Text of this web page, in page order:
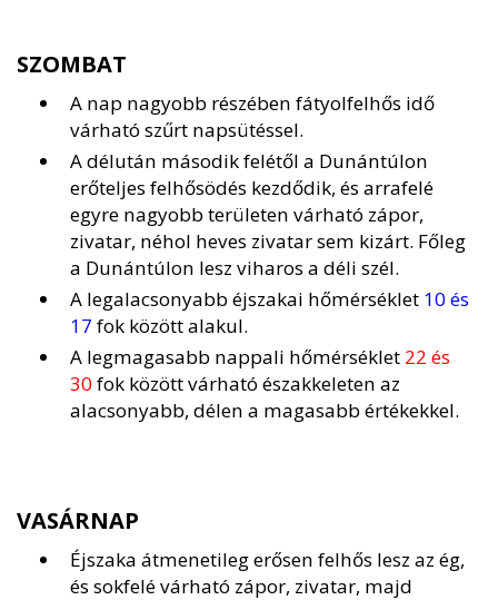
SZOMBAT
A nap nagyobb részében fátyolfelhős idő
várható szűrt napsütéssel.
A délután második felétől a Dunántúlon
erőteljes felhősödés kezdődik, és arrafelé
egyre nagyobb területen várható zápor,
zivatar, néhol heves zivatar sem kizárt. Főleg
a Dunántúlon lesz viharos a déli szél.
A legalacsonyabb éjszakai hőmérséklet 10 és
17 fok között alakul.
A legmagasabb nappali hőmérséklet 22 és
30fok között várható északkeleten az
alacsonyabb, délen a magasabb értékekkel.
VASÁRNAP
Éjszaka átmenetileg erősen felhős lesz az ég,
és sokfelé várható zápor, zivatar, majd